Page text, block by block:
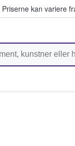
Priserne kan variere